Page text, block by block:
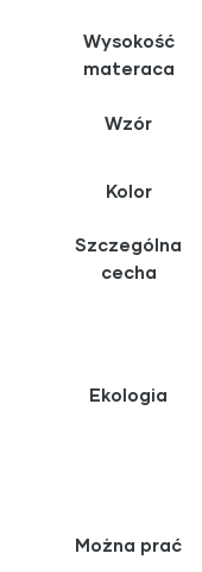
Wysokość
materaca
Wzór
Kolor
Szczególna
cecha
Ekologia
Można prać